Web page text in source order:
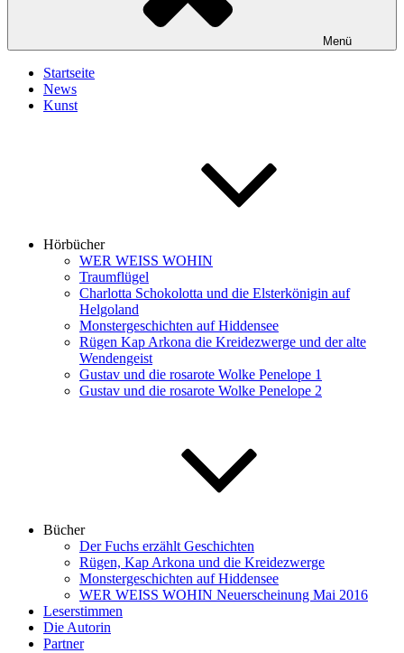
Menü
Startseite
News
Kunst
Hörbücher
WER WEISS WOHIN
Traumflügel
Charlotta Schokolotta und die Elsterkönigin auf
Helgoland
Monstergeschichten auf Hiddensee
Rügen Kap Arkona die Kreidezwerge und der alte
Wendengeist
Gustav und die rosarote Wolke Penelope 1
Gustav und die rosarote Wolke Penelope 2
Bücher
Der Fuchs erzählt Geschichten
Rügen, Kap Arkona und die Kreidezwerge
Monstergeschichten auf Hiddensee
WER WEISS WOHIN Neuerscheinung Mai 2016
Leserstimmen
Die Autorin
Partner